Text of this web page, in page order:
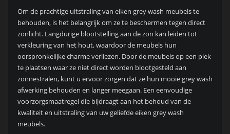
Om de prachtige uitstraling van eiken grey wash meubels te
behouden, is het belangrijk om ze te beschermen tegen direct
zonlicht. Langdurige blootstelling aan de zon kan leiden tot
verkleuring van het hout, waardoor de meubels hun
oorspronkelijke charme verliezen. Door de meubels op een plek
te plaatsen waar ze niet direct worden blootgesteld aan
zonnestralen, kunt u ervoor zorgen dat ze hun mooie grey wash
afwerking behouden en langer meegaan. Een eenvoudige
voorzorgsmaatregel die bijdraagt aan het behoud van de
kwaliteit en uitstraling van uw geliefde eiken grey wash
meubels.